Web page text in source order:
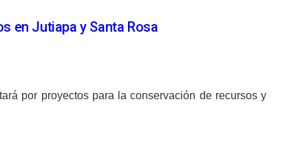
en Jutiapa y Santa Rosa
por proyectos para la conservación de recursos y